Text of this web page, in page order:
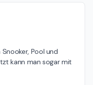
Pool und
kann man sogar mit